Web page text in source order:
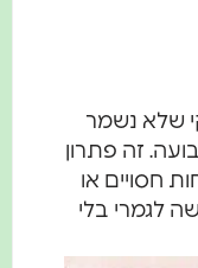
שלא נשמר
זה פתרון
חסויים או
לגמרי בלי